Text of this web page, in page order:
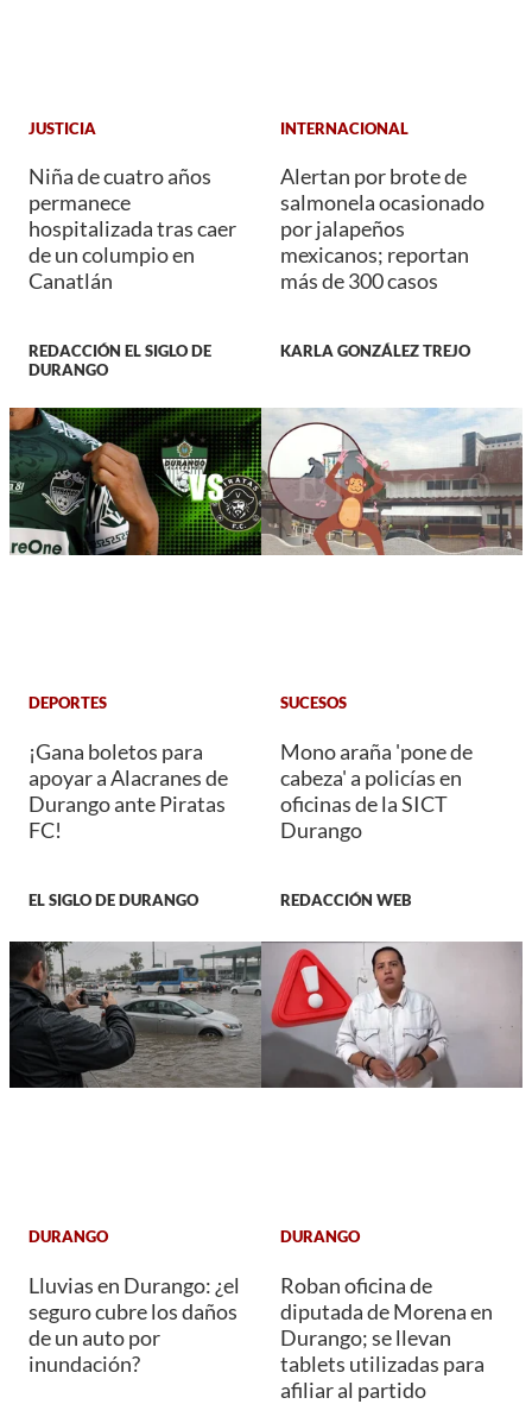
JUSTICIA
Niña de cuatro años
permanece
hospitalizada tras caer
de un columpio en
Canatlán
REDACCIÓN EL SIGLO DE
DURANGO
INTERNACIONAL
Alertan por brote de
salmonela ocasionado
por jalapeños
mexicanos; reportan
más de 300 casos
KARLA GONZÁLEZ TREJO
DEPORTES
¡Gana boletos para
apoyar a Alacranes de
Durango ante Piratas
FC!
EL SIGLO DE DURANGO
SUCESOS
Mono araña 'pone de
cabeza' a policías en
oficinas de la SICT
Durango
REDACCIÓN WEB
DURANGO
Lluvias en Durango: ¿el
seguro cubre los daños
de un auto por
inundación?
DURANGO
Roban oficina de
diputada de Morena en
Durango; se llevan
tablets utilizadas para
afiliar al partido